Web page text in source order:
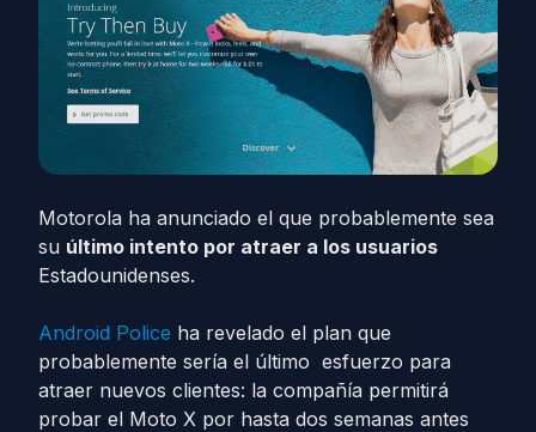
Motorola ha anunciado el que probablemente sea
su último intento por atraer a los usuarios
Estadounidenses.
Android Police ha revelado el plan que
probablemente sería el último esfuerzo para
atraer nuevos clientes: la compañía permitirá
probar el Moto X por hasta dos semanas antes